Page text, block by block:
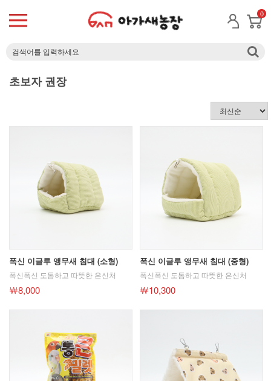
0
초보자 권장
폭신 이글루 앵무새 침대 (소형)
폭신폭신 도톰하고 따뜻한 은신처
￦8,000
폭신 이글루 앵무새 침대 (중형)
폭신폭신 도톰하고 따뜻한 은신처
￦10,300